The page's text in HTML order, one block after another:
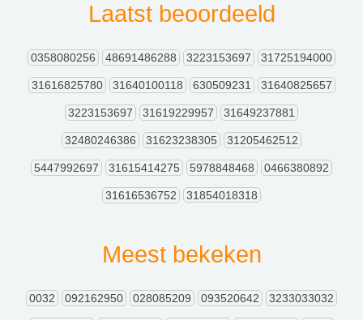
Laatst beoordeeld
0358080256 48691486288 3223153697 31725194000
31616825780 31640100118 630509231 31640825657
3223153697 31619229957 31649237881
32480246386 31623238305 31205462512
5447992697 31615414275 5978848468 0466380892
31616536752 31854018318
Meest bekeken
0032 092162950 028085209 093520642 3233033032